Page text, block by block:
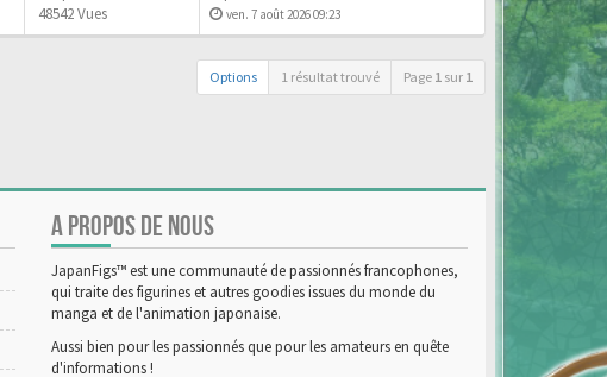
48542 Vues
ven. 7 août 2026 09:23
Options 1 résultat trouvé Page 1 sur 1
A PROPOS DE NOUS
JapanFigs™ est une communauté de passionnés francophones,
qui traite des figurines et autres goodies issues du monde du
manga et de l'animation japonaise.
Aussi bien pour les passionnés que pour les amateurs en quête
d'informations !